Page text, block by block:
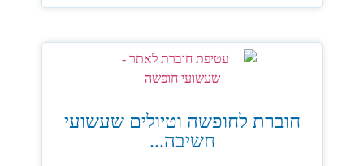
חוברת לחופשה וטיולים שעשועי
חשיבה...